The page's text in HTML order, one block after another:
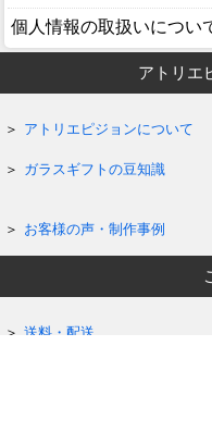
個人情報の取扱いについ
アトリエ
アトリエピジョンについて
ガラスギフトの豆知識
お客様の声・制作事例
送料・配送